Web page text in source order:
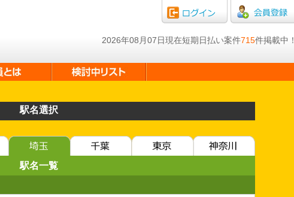
2026年08月07日現在短期日払い案件715件掲載中！
駅名選択
駅名一覧